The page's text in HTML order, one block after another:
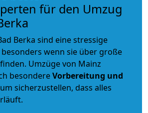
für den Umzug
Berka sind eine stressige
wenn sie über große
Umzüge von Mainz
besondereVorbereitung und
sicherzustellen, dass alles